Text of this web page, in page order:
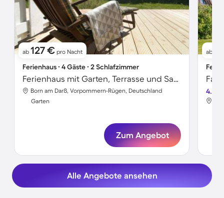
ab 127 € pro Nacht
Ferienhaus ∙ 4 Gäste ∙ 2 Schlafzimmer
Ferienhaus mit Garten, Terrasse und Sauna
Born am Darß, Vorpommern-Rügen, Deutschland
Garten
Zum Angebot
ab
4.5
Alle Angebote ansehen